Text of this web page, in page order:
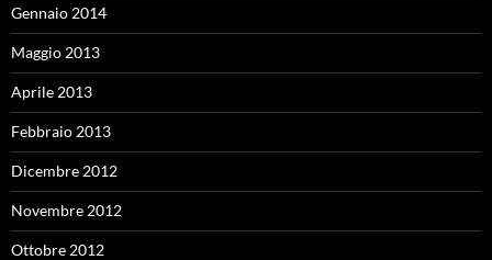
Gennaio 2014
Maggio 2013
Aprile 2013
Febbraio 2013
Dicembre 2012
Novembre 2012
Ottobre 2012